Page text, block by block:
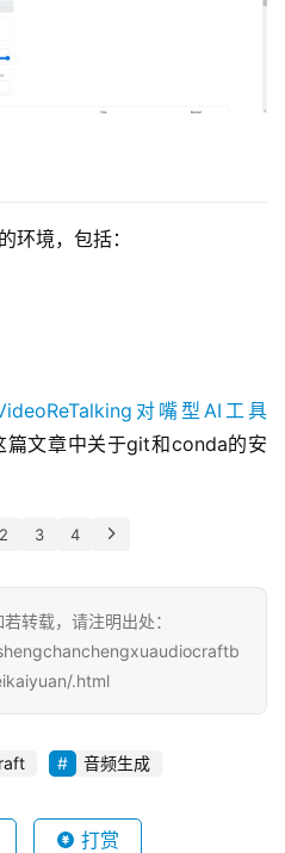
注册
环境，包括：
对嘴型AI工具
篇文章中关于git和conda的安
2 3 4
转载，请注明出处：
.html
音频生成
打赏